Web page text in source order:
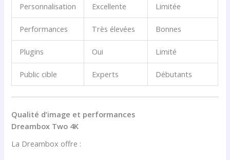
Personnalisation Excellente Limitée
Performances Très élevées Bonnes
Plugins Oui Limité
Public cible Experts Débutants
Qualité d’image et performances
Dreambox Two 4K
La Dreambox offre :